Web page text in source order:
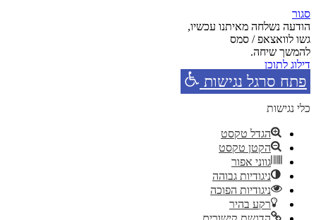
סגור
הודעה נשלחה מאיתנו עכשיו,
גשו לוואצאפ / סמס
להמשך שיחה.
דילוג לתוכן
פתח סרגל נגישות
כלי נגישות
הגדל טקסט
הקטן טקסט
גווני אפור
ניגודיות גבוהה
ניגודיות הפוכה
רקע בהיר